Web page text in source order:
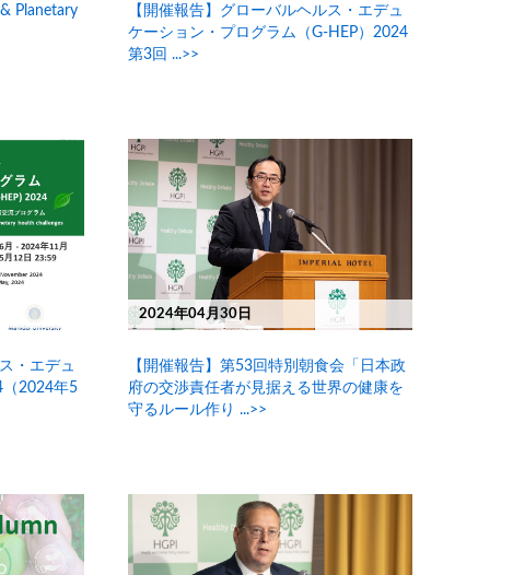
Planetary
【開催報告】グローバルヘルス・エデュ
ケーション・プログラム（G-HEP）2024
第3回 ...>>
・エデュ
2024年5
2024年04月30日
【開催報告】第53回特別朝食会「日本政
府の交渉責任者が見据える世界の健康を
守るルール作り ...>>